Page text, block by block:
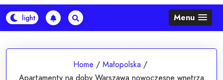
Menu
Home / Małopolska /
Apartamenty na doby Warszawa nowoczesne wnętrza